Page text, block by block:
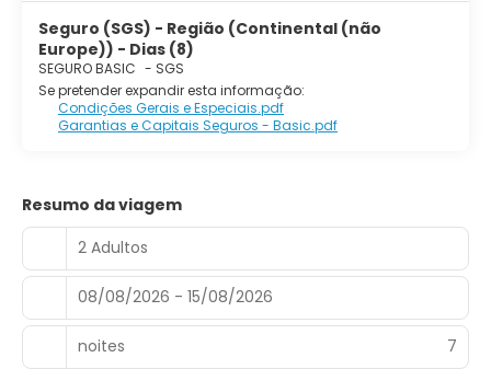
Seguro (SGS) - Região (Continental (não
Europe)) - Dias (8)
SEGURO BASIC - SGS
Se pretender expandir esta informação:
Condições Gerais e Especiais.pdf
Garantias e Capitais Seguros - Basic.pdf
Resumo da viagem
2 Adultos
08/08/2026 - 15/08/2026
noites 7